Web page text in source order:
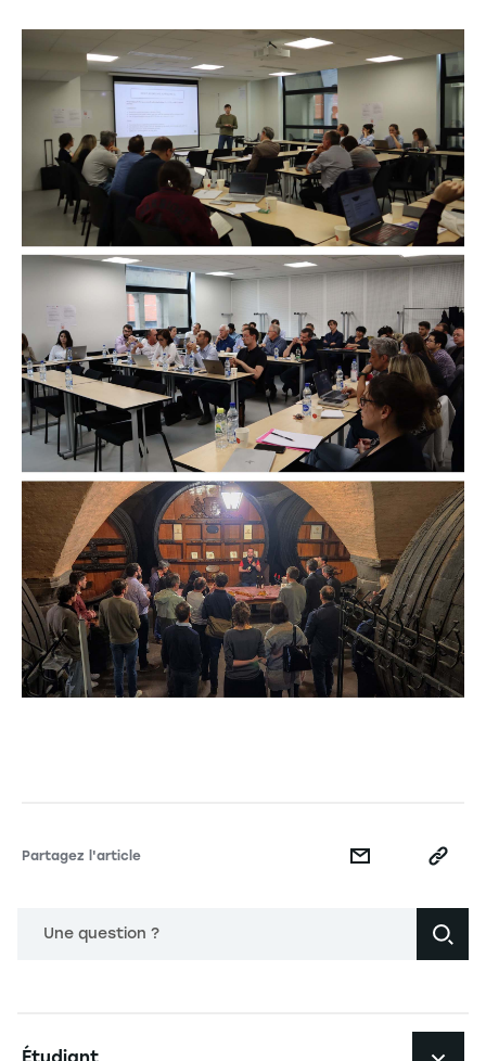
Partagez l'article
Une question ?